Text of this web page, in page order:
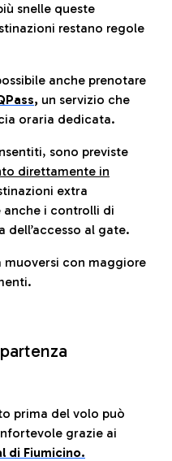
snelle queste
restano regole
anche prenotare
, un servizio che
oraria dedicata.
sono previste
direttamente in
extra
anche i controlli di
dell’accesso al gate.
muoversi con maggiore
prima del volo può
grazie ai
di Fiumicino.